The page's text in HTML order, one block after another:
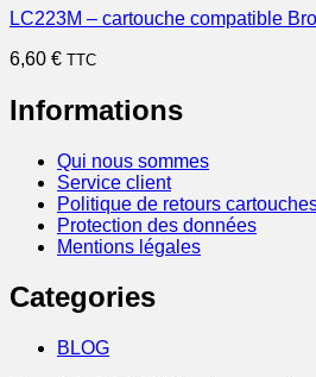
LC223M – cartouche compatible
6,60 € TTC
Informations
Qui nous sommes
Service client
Politique de retours
Protection des données
Mentions légales
Categories
BLOG